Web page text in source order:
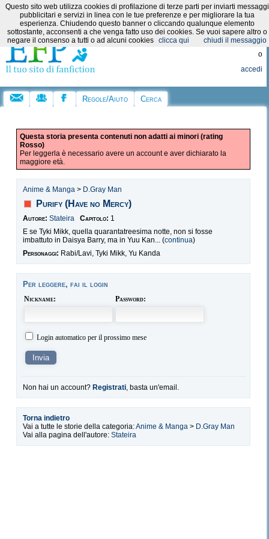
Categorie:
Registrati
o
accedi
Regole/Aiuto Cerca
Questa storia presenta contenuti non adatti ai minori (rating
Rosso)
Per leggerla è necessario avere un account e aver dichiarato la
maggiore età.
Anime & Manga > D.Gray Man
Purify (Have no Mercy)
Autore: Stateira Capitolo: 1
E se Tyki Mikk, quella quarantatreesima notte, non si fosse
imbattuto in Daisya Barry, ma in Yuu Kan... (continua)
Personaggi: Rabi/Lavi, Tyki Mikk, Yu Kanda
Per leggere, fai il login
Nickname: Password:
Login automatico per il prossimo mese
Non hai un account? Registrati, basta un'email.
Torna indietro
Vai a tutte le storie della categoria:Anime & Manga > D.Gray Man
Vai alla pagina dell'autore: Stateira
Questo sito web utilizza cookies di profilazione di terze parti per inviarti messaggi
pubblicitari e servizi in linea con le tue preferenze e per migliorare la tua
esperienza. Chiudendo questo banner o cliccando qualunque elemento
sottostante, acconsenti a che venga fatto uso dei cookies. Se vuoi sapere altro o
negare il consenso a tutti o ad alcuni cookies clicca qui chiudi il messaggio